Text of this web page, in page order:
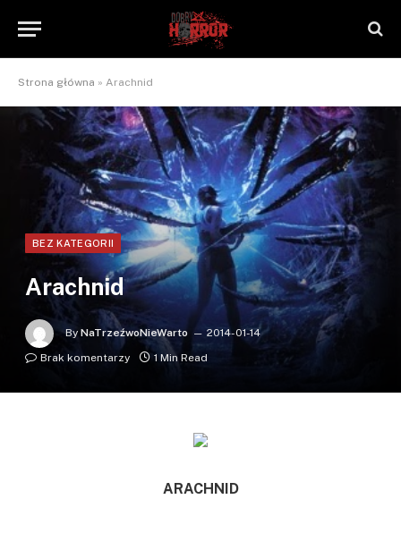
Strona główna » Arachnid
BEZ KATEGORII
Arachnid
By NaTrzeźwoNieWarto
2014-01-14
Brak komentarzy
1 Min Read
ARACHNID